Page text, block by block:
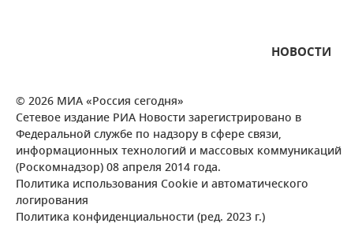
НОВОСТИ
© 2026 МИА «Россия сегодня»
Сетевое издание РИА Новости зарегистрировано в
Федеральной службе по надзору в сфере связи,
информационных технологий и массовых коммуникаций
(Роскомнадзор) 08 апреля 2014 года.
Политика использования Cookie и автоматического
логирования
Политика конфиденциальности (ред. 2023 г.)